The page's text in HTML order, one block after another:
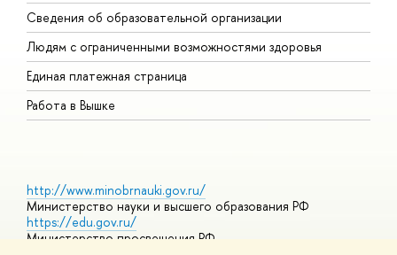
Сведения об образовательной организации
Людям с ограниченными возможностями здоровья
Единая платежная страница
Работа в Вышке
http://www.minobrnauki.gov.ru/
Министерство науки и высшего образования РФ
https://edu.gov.ru/
Министерство просвещения РФ